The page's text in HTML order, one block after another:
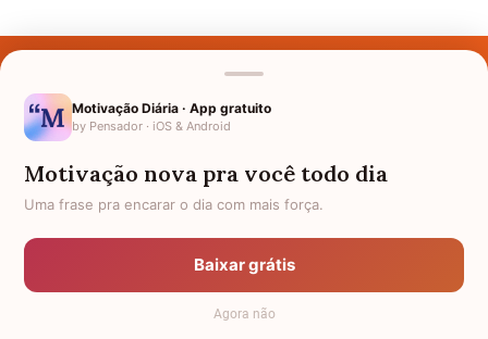
Nomes pelo Mundo
Política de Privacidade
Anuncie
Termos de Uso
Motivação Diária · App gratuito
by Pensador · iOS & Android
Motivação nova pra você todo dia
Uma frase pra encarar o dia com mais força.
Baixar grátis
Agora não